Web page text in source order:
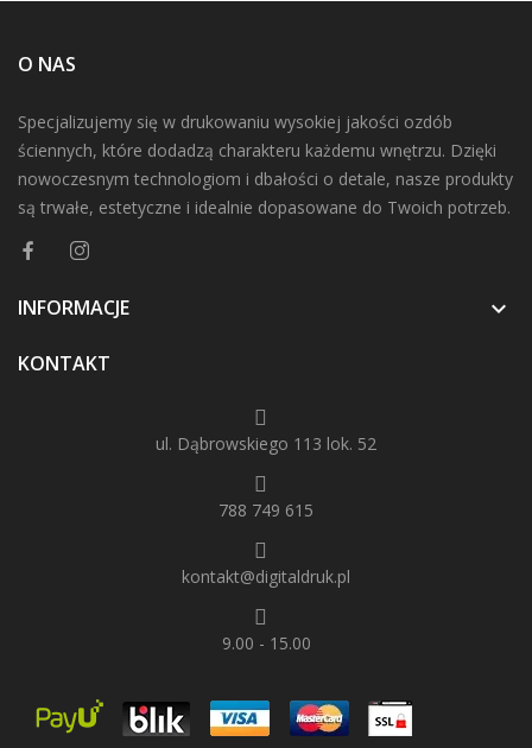
O NAS
Specjalizujemy się w drukowaniu wysokiej jakości ozdób
ściennych, które dodadzą charakteru każdemu wnętrzu. Dzięki
nowoczesnym technologiom i dbałości o detale, nasze produkty
są trwałe, estetyczne i idealnie dopasowane do Twoich potrzeb.
INFORMACJE 
KONTAKT
ul. Dąbrowskiego 113 lok. 52
788 749 615
kontakt@digitaldruk.pl
9.00 - 15.00